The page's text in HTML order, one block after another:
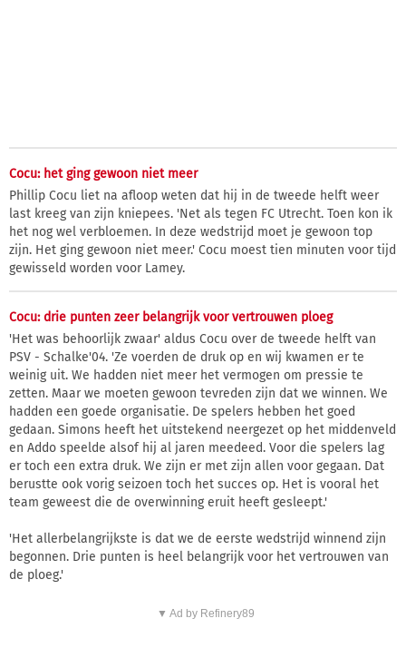
Cocu: het ging gewoon niet meer
Phillip Cocu liet na afloop weten dat hij in de tweede helft weer
last kreeg van zijn kniepees. 'Net als tegen FC Utrecht. Toen kon ik
het nog wel verbloemen. In deze wedstrijd moet je gewoon top
zijn. Het ging gewoon niet meer.' Cocu moest tien minuten voor tijd
gewisseld worden voor Lamey.
Cocu: drie punten zeer belangrijk voor vertrouwen ploeg
'Het was behoorlijk zwaar' aldus Cocu over de tweede helft van
PSV - Schalke'04. 'Ze voerden de druk op en wij kwamen er te
weinig uit. We hadden niet meer het vermogen om pressie te
zetten. Maar we moeten gewoon tevreden zijn dat we winnen. We
hadden een goede organisatie. De spelers hebben het goed
gedaan. Simons heeft het uitstekend neergezet op het middenveld
en Addo speelde alsof hij al jaren meedeed. Voor die spelers lag
er toch een extra druk. We zijn er met zijn allen voor gegaan. Dat
berustte ook vorig seizoen toch het succes op. Het is vooral het
team geweest die de overwinning eruit heeft gesleept.'
'Het allerbelangrijkste is dat we de eerste wedstrijd winnend zijn
begonnen. Drie punten is heel belangrijk voor het vertrouwen van
de ploeg.'
▼ Ad by Refinery89